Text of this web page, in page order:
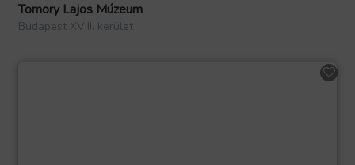
Tomory Lajos Múzeum
Budapest XVIII. kerület